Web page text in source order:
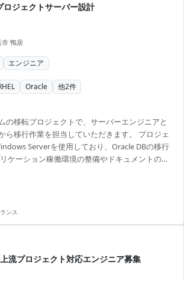
ロジェクトサーバー設計
市 鴨居
エンジニア
Oracle 他2件
の移転プロジェクトで、サーバーエンジニアと
ら移行作業を担当していただきます。 プロジェ
Serverを使用しており、Oracle DBの移行
ケーション稼働環境の整備やドキュメントの作
て専門スキルを発揮できる ・サーバ設計構築の
が可能 ・プロジェクト管理スキルを活かした業
ITインフラの最前線で実践的な知識を得られる
ンス
流プロジェクト対応エンジニア募集